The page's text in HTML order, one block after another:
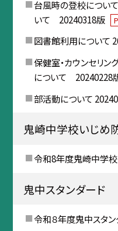
台風時の登校につい
いて 20240318版
図書館利用について
保健室・カウンセリ
について 20240228
部活動について
鬼崎中学校いじめ
令和8年度鬼崎中学
鬼中スタンダード
令和８年度鬼中スタン